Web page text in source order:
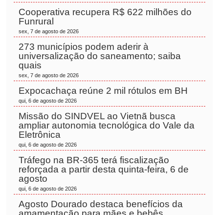
Cooperativa recupera R$ 622 milhões do
Funrural
sex, 7 de agosto de 2026
273 municípios podem aderir à
universalização do saneamento; saiba
quais
sex, 7 de agosto de 2026
Expocachaça reúne 2 mil rótulos em BH
qui, 6 de agosto de 2026
Missão do SINDVEL ao Vietnã busca
ampliar autonomia tecnológica do Vale da
Eletrônica
qui, 6 de agosto de 2026
Tráfego na BR-365 terá fiscalização
reforçada a partir desta quinta-feira, 6 de
agosto
qui, 6 de agosto de 2026
Agosto Dourado destaca benefícios da